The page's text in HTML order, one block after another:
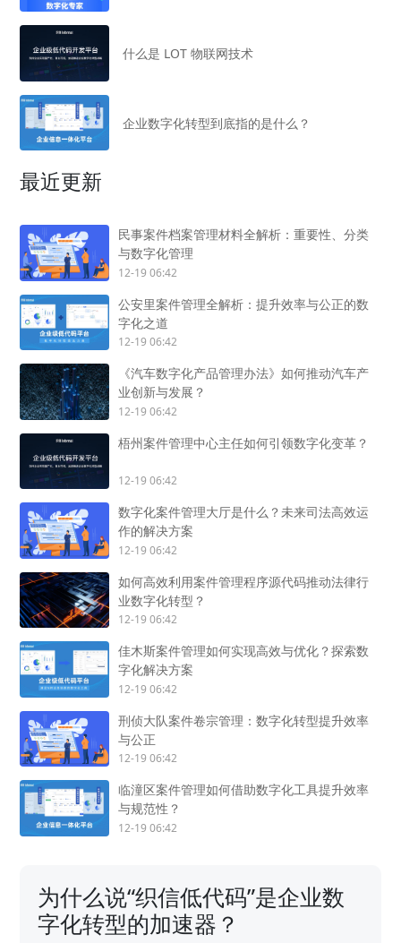
什么是 LOT 物联网技术
企业数字化转型到底指的是什么？
最近更新
民事案件档案管理材料全解析：重要性、分类
与数字化管理
12-19 06:42
公安里案件管理全解析：提升效率与公正的数
字化之道
12-19 06:42
《汽车数字化产品管理办法》如何推动汽车产
业创新与发展？
12-19 06:42
梧州案件管理中心主任如何引领数字化变革？
12-19 06:42
数字化案件管理大厅是什么？未来司法高效运
作的解决方案
12-19 06:42
如何高效利用案件管理程序源代码推动法律行
业数字化转型？
12-19 06:42
佳木斯案件管理如何实现高效与优化？探索数
字化解决方案
12-19 06:42
刑侦大队案件卷宗管理：数字化转型提升效率
与公正
12-19 06:42
临潼区案件管理如何借助数字化工具提升效率
与规范性？
12-19 06:42
为什么说“织信低代码”是企业数
字化转型的加速器？